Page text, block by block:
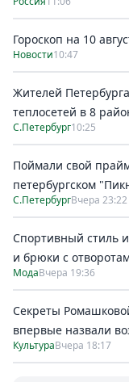
Гороскоп на 10
Новости10:47
Жителей
теплосетей в 8
С.Петербург10:25
Поймали свой
петербургском
С.ПетербургВчера 23:22
Спортивный стиль
и брюки с
МодаВчера 19:36
Секреты
впервые назвали
КультураВчера 18:17